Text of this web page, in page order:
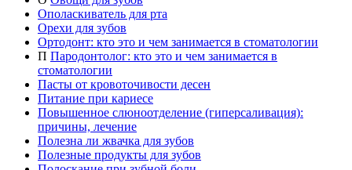
Ополаскиватель для рта
Орехи для зубов
Ортодонт: кто это и чем занимается в стоматологии
П Пародонтолог: кто это и чем занимается в
стоматологии
Пасты от кровоточивости десен
Питание при кариесе
Повышенное слюноотделение (гиперсаливация):
причины, лечение
Полезна ли жвачка для зубов
Полезные продукты для зубов